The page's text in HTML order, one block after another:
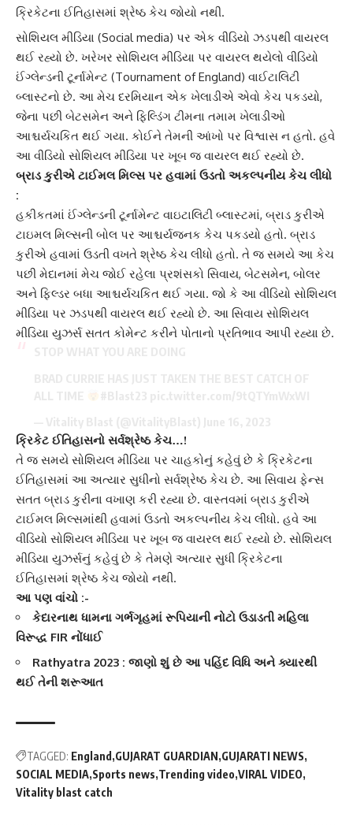
ક્રિકેટના ઈતિહાસમાં શ્રેષ્ઠ કેચ જોયો નથી.
સોશિયલ મીડિયા (Social media) પર એક વીડિયો ઝડપથી વાયરલ
થઈ રહ્યો છે. ખરેખર સોશિયલ મીડિયા પર વાયરલ થયેલો વીડિયો
ઈંગ્લેન્ડની ટૂર્નામેન્ટ (Tournament of England) વાઈટાલિટી
બ્લાસ્ટનો છે. આ મેચ દરમિયાન એક ખેલાડીએ એવો કેચ પકડયો,
જેના પછી બેટસમેન અને ફિલ્ડિંગ ટીમના તમામ ખેલાડીઓ
આશ્ચર્યચકિત થઈ ગયા. કોઈને તેમની આંખો પર વિશ્વાસ ન હતો. હવે
આ વીડિયો સોશિયલ મીડિયા પર ખૂબ જ વાયરલ થઈ રહ્યો છે.
બ્રાડ કુરીએ ટાઈમલ મિલ્સ પર હવામાં ઉડતો અકલ્પનીય કેચ લીધો
:
હકીકતમાં ઈંગ્લેન્ડની ટૂર્નામેન્ટ વાઇટાલિટી બ્લાસ્ટમાં, બ્રાડ કુરીએ
ટાઇમલ મિલ્સની બોલ પર આશ્ચર્યજનક કેચ પકડયો હતો. બ્રાડ
કુરીએ હવામાં ઉડતી વખતે શ્રેષ્ઠ કેચ લીધો હતો. તે જ સમયે આ કેચ
પછી મેદાનમાં મેચ જોઈ રહેલા પ્રશંસકો સિવાય, બેટસમેન, બોલર
અને ફિલ્ડર બધા આશ્ચર્યચકિત થઈ ગયા. જો કે આ વીડિયો સોશિયલ
મીડિયા પર ઝડપથી વાયરલ થઈ રહ્યો છે. આ સિવાય સોશિયલ
મીડિયા યુઝર્સ સતત કોમેન્ટ કરીને પોતાનો પ્રતિભાવ આપી રહ્યા છે.
ક્રિકેટ ઈતિહાસનો સર્વશ્રેષ્ઠ કેચ…!
તે જ સમયે સોશિયલ મીડિયા પર ચાહકોનું કહેવું છે કે ક્રિકેટના
ઈતિહાસમાં આ અત્યાર સુધીનો સર્વશ્રેષ્ઠ કેચ છે. આ સિવાય ફેન્સ
સતત બ્રાડ કુરીના વખાણ કરી રહ્યા છે. વાસ્તવમાં બ્રાડ કુરીએ
ટાઈમલ મિલ્સમાંથી હવામાં ઉડતો અકલ્પનીય કેચ લીધો. હવે આ
વીડિયો સોશિયલ મીડિયા પર ખૂબ જ વાયરલ થઈ રહ્યો છે. સોશિયલ
મીડિયા યુઝર્સનું કહેવું છે કે તેમણે અત્યાર સુધી ક્રિકેટના
ઈતિહાસમાં શ્રેષ્ઠ કેચ જોયો નથી.
આ પણ વાંચો :-
કેદારનાથ ધામના ગર્ભગૃહમાં રૂપિયાની નોટો ઉડાડતી મહિલા
વિરૂદ્ધ FIR નોંધાઈ
Rathyatra 2023 : જાણો શું છે આ પહિંદ વિધિ અને ક્યારથી
થઈ તેની શરૂઆત
TAGGED: England GUJARAT GUARDIAN GUJARATI NEWS
SOCIAL MEDIA Sports news Trending video VIRAL VIDEO
Vitality blast catch